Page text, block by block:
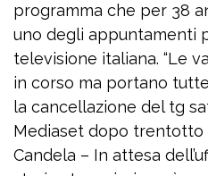
programma che per 38
uno degli appuntamenti
televisione italiana. “Le
in corso ma portano
la cancellazione del tg
Mediaset dopo trentotto
Candela – In attesa